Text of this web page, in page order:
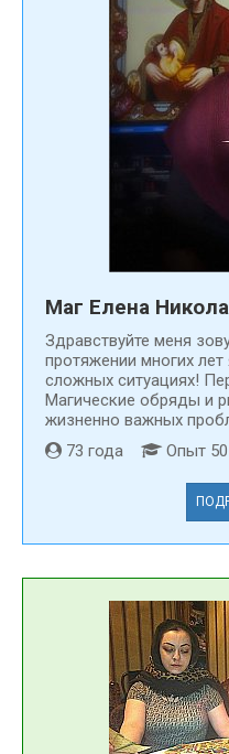
Маг Елена
Здравствуйте меня
протяжении многих
сложных ситуациях!
Магические обряды и
жизненно важных
73 года
Опыт